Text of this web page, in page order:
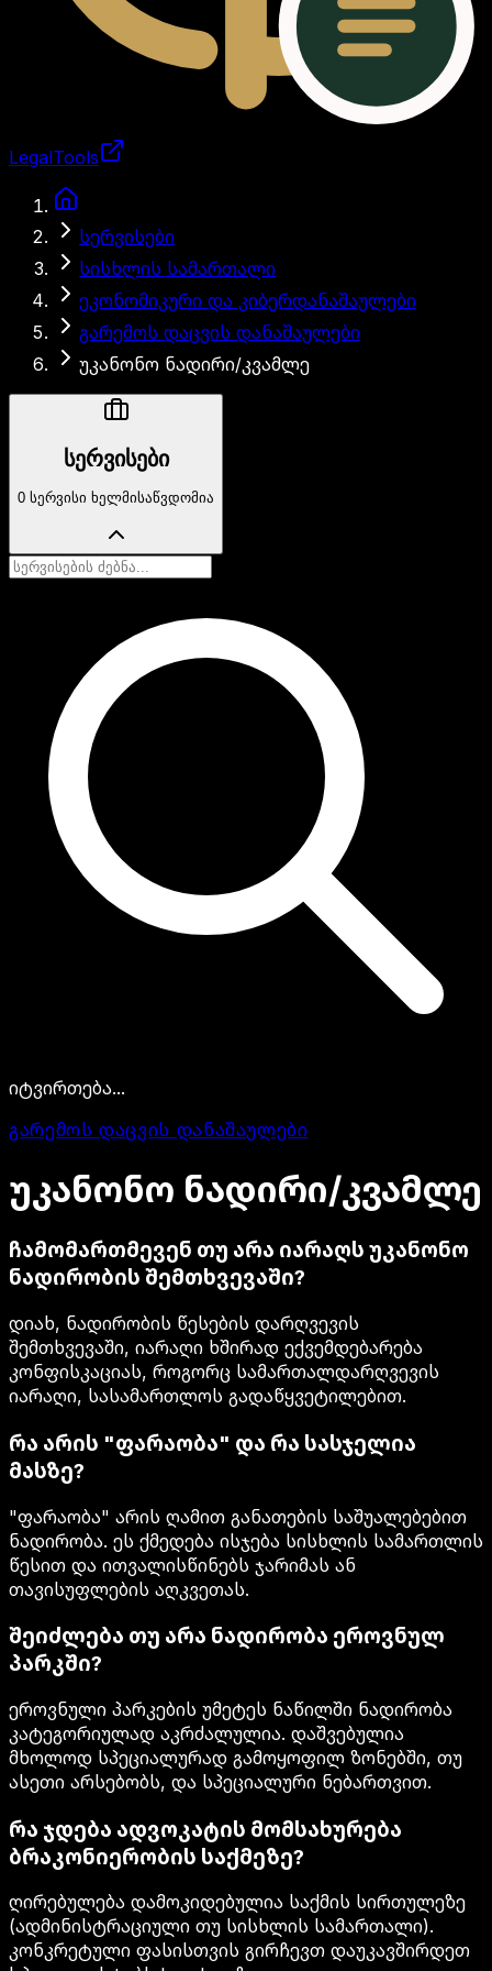
LegalTools
სერვისები
სისხლის სამართალი
ეკონომიკური და კიბერდანაშაულები
გარემოს დაცვის დანაშაულები
უკანონო ნადირი/კვამლე
სერვისები
0 სერვისი ხელმისაწვდომია
იტვირთება...
გარემოს დაცვის დანაშაულები
უკანონო ნადირი/კვამლე
ჩამომართმევენ თუ არა იარაღს უკანონო
ნადირობის შემთხვევაში?
დიახ, ნადირობის წესების დარღვევის
შემთხვევაში, იარაღი ხშირად ექვემდებარება
კონფისკაციას, როგორც სამართალდარღვევის
იარაღი, სასამართლოს გადაწყვეტილებით.
რა არის "ფარაობა" და რა სასჯელია
მასზე?
"ფარაობა" არის ღამით განათების საშუალებებით
ნადირობა. ეს ქმედება ისჯება სისხლის სამართლის
წესით და ითვალისწინებს ჯარიმას ან
თავისუფლების აღკვეთას.
შეიძლება თუ არა ნადირობა ეროვნულ
პარკში?
ეროვნული პარკების უმეტეს ნაწილში ნადირობა
კატეგორიულად აკრძალულია. დაშვებულია
მხოლოდ სპეციალურად გამოყოფილ ზონებში, თუ
ასეთი არსებობს, და სპეციალური ნებართვით.
რა ჯდება ადვოკატის მომსახურება
ბრაკონიერობის საქმეზე?
ღირებულება დამოკიდებულია საქმის სირთულეზე
(ადმინისტრაციული თუ სისხლის სამართალი).
კონკრეტული ფასისთვის გირჩევთ დაუკავშირდეთ